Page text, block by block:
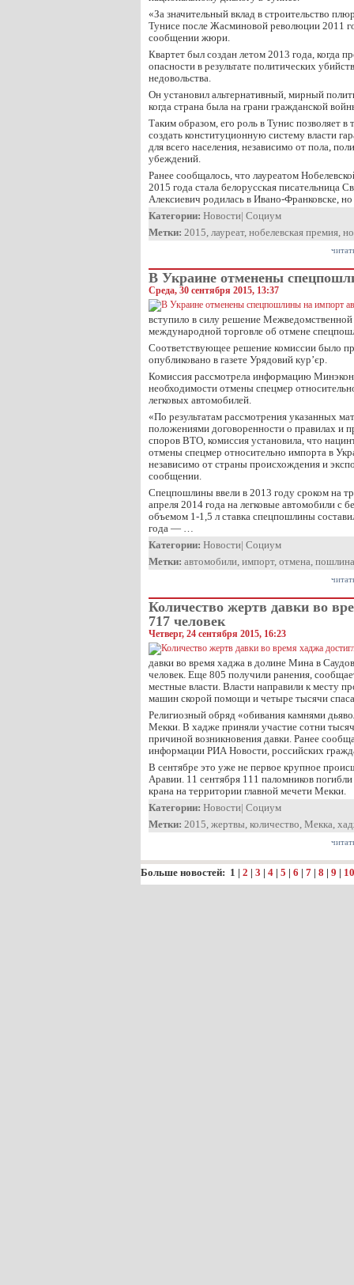
«За значительный вклад в строительство
Тунисе после Жасминовой революции 2011
сообщении жюри.
Квартет был создан летом 2013 года, когда
опасности в результате политических
недовольства.
Он установил альтернативный, мирный
когда страна была на грани гражданской
Таким образом, его роль в Тунис позволяет в
создать конституционную систему власти
для всего населения, независимо от пола,
убеждений.
Ранее сообщалось, что лауреатом
2015 года стала белорусская писательница
Алексиевич родилась в Ивано-Франковске,
Категории: Новости| Социум
Метки: 2015, лауреат, нобелевская премия,
В Украине отменены
Среда, 30 сентября 2015, 13:37
вступило в силу решение
международной торговле об отмене
Соответствующее решение комиссии было
опубликовано в газете Урядовий кур’єр.
Комиссия рассмотрела информацию
необходимости отмены спецмер
легковых автомобилей.
«По результатам рассмотрения указанных
положениями договоренности о правилах и
споров ВТО, комиссия установила, что
отмены спецмер относительно импорта в
независимо от страны происхождения и
сообщении.
Спецпошлины ввели в 2013 году сроком на
апреля 2014 года на легковые автомобили с
объемом 1-1,5 л ставка спецпошлины
года — …
Категории: Новости| Социум
Метки: автомобили, импорт, отмена, пошлина
Количество жертв давки во
717 человек
Четверг, 24 сентября 2015, 16:23
давки во время хаджа в долине Мина в
человек. Еще 805 получили ранения,
местные власти. Власти направили к месту
машин скорой помощи и четыре тысячи
Религиозный обряд «обивания камнями
Мекки. В хадже приняли участие сотни
причиной возникновения давки. Ранее
информации РИА Новости, российских
В сентябре это уже не первое крупное
Аравии. 11 сентября 111 паломников
крана на территории главной мечети Мекки.
Категории: Новости| Социум
Метки: 2015, жертвы, количество, Мекка,
Больше новостей: 1 | 2 | 3 | 4 | 5 | 6 | 7 | 8 | 9 | 10